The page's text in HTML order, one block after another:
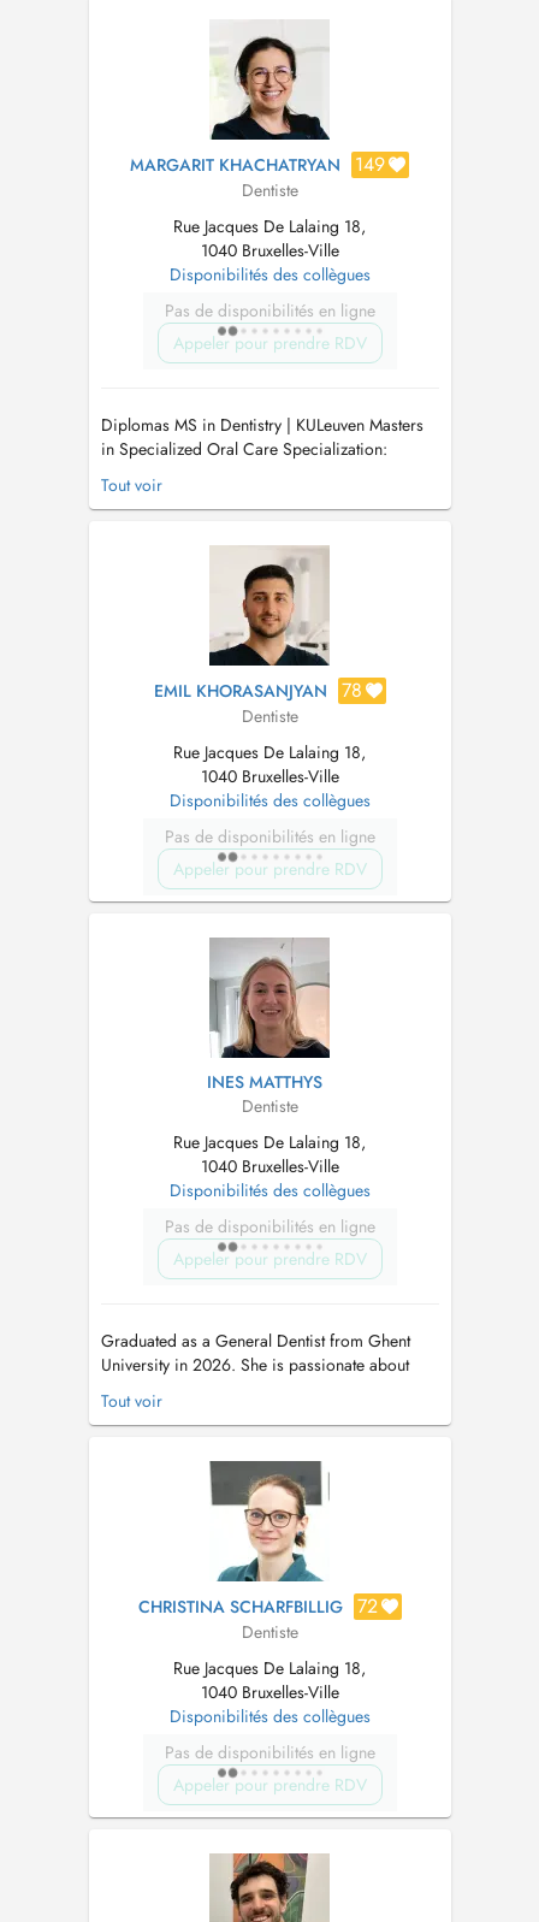
MARGARIT KHACHATRYAN 149
Dentiste
Rue Jacques De Lalaing 18,
1040 Bruxelles-Ville
Disponibilités des collègues
Pas de disponibilités en ligne
Appeler pour prendre RDV
Diplomas MS in Dentistry | KULeuven Masters
in Specialized Oral Care Specialization:
Activities & Publications Professor De Bondt
Thesis: Oral Health and Pregnancy Published
in: Tandheelkundige tij...
Tout voir
EMIL KHORASANJYAN 78
Dentiste
Rue Jacques De Lalaing 18,
1040 Bruxelles-Ville
Disponibilités des collègues
Pas de disponibilités en ligne
Appeler pour prendre RDV
INES MATTHYS
Dentiste
Rue Jacques De Lalaing 18,
1040 Bruxelles-Ville
Disponibilités des collègues
Pas de disponibilités en ligne
Appeler pour prendre RDV
Graduated as a General Dentist from Ghent
University in 2026. She is passionate about
patient feel comfortable and well-informed
with conventional prices....
Tout voir
CHRISTINA SCHARFBILLIG 72
Dentiste
Rue Jacques De Lalaing 18,
1040 Bruxelles-Ville
Disponibilités des collègues
Pas de disponibilités en ligne
Appeler pour prendre RDV